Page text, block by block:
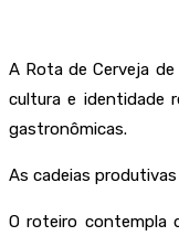
A Rota de Cerveja
cultura e identidade
gastronômicas.
As cadeias
O roteiro contempla